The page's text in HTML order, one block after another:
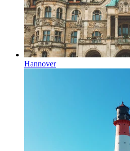
Hannover